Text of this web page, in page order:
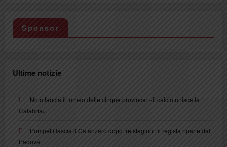
Sponsor
Ultime notizie
Noto lancia il torneo delle cinque province: «Il calcio unisca la
Calabria»
Pompetti lascia il Catanzaro dopo tre stagioni: il regista riparte dal
Padova